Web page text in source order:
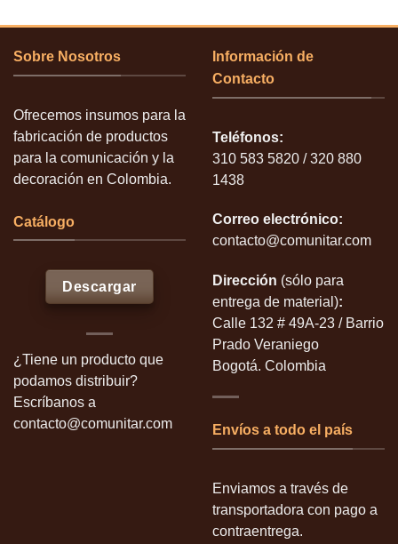
Sobre Nosotros
Ofrecemos insumos para la
fabricación de productos
para la comunicación y la
decoración en Colombia.
Catálogo
Descargar
¿Tiene un producto que
podamos distribuir?
Escríbanos a
contacto@comunitar.com
Información de
Contacto
Teléfonos:
310 583 5820 / 320 880
1438
Correo electrónico:
contacto@comunitar.com
Dirección (sólo para
entrega de material):
Calle 132 # 49A-23 / Barrio
Prado Veraniego
Bogotá. Colombia
Envíos a todo el país
Enviamos a través de
transportadora con pago a
contraentrega.